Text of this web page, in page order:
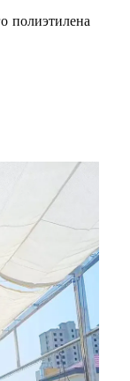
полиэтилена